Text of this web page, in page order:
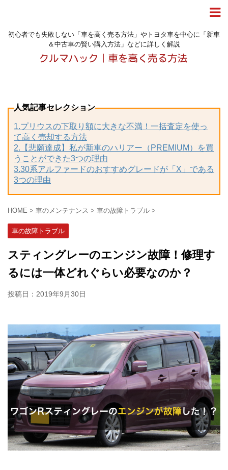
初心者でも失敗しない「車を高く売る方法」やトヨタ車を中心に「新車
＆中古車の賢い購入方法」などに詳しく解説
人気記事セレクション
1.プリウスの下取り額に大きな不満！一括査定を使っ
て高く売却する方法
2.【悲願達成】私が新車のハリアー（PREMIUM）を買
うことができた3つの理由
3.30系アルファードのおすすめグレードが「X」である
3つの理由
HOME > 車のメンテナンス > 車の故障トラブル >
車の故障トラブル
スティングレーのエンジン故障！修理す
るには一体どれぐらい必要なのか？
投稿日： 2019年9月30日